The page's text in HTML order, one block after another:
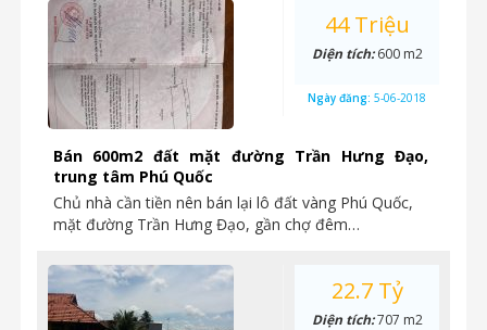
Bán 600m2 đất mặt đường Trần Hưng Đạo,
trung tâm Phú Quốc
Chủ nhà cần tiền nên bán lại lô đất vàng Phú Quốc,
mặt đường Trần Hưng Đạo, gần chợ đêm…
44 Triệu
Diện tích:600 m2
Ngày đăng: 5-06-2018
22.7 Tỷ
Diện tích:707 m2